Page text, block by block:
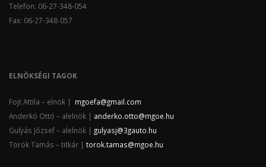
Telefon: 06-27-348-054
Fax: 06-27-348-057
ELNÖKSÉGI TAGOK
Fojt Attila – elnök | mgoefa@gmail.com
Anderkó Ottó – alelnök | anderko.otto@mgoe.hu
Gulyás József – alelnök | gulyasj@3gauto.hu
Török Tamás – titkár | torok.tamas@mgoe.hu